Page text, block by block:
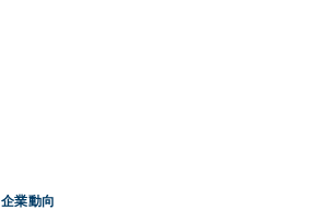
企業動向